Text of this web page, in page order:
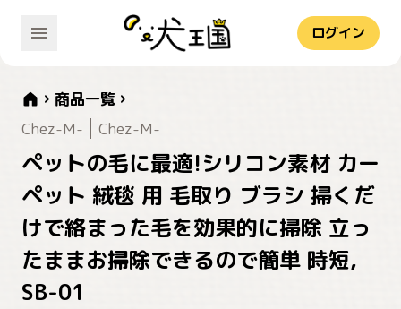
ログイン
商品一覧
Chez-M-
Chez-M-
ペットの毛に最適!シリコン素材 カー
ペット 絨毯 用 毛取り ブラシ 掃くだ
けで絡まった毛を効果的に掃除 立っ
たままお掃除できるので簡単 時短,
SB-01